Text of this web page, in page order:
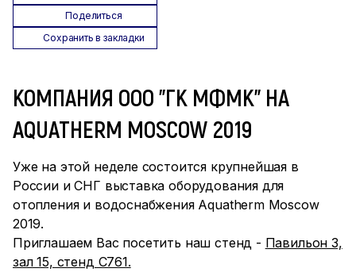
Поделиться
Сохранить в закладки
КОМПАНИЯ ООО "ГК МФМК" НА
AQUATHERM MOSCOW 2019
Уже на этой неделе состоится крупнейшая в
России и СНГ выставка оборудования для
отопления и водоснабжения Aquatherm Moscow
2019.
Приглашаем Вас посетить наш стенд - Павильон 3,
зал 15, стенд С761.